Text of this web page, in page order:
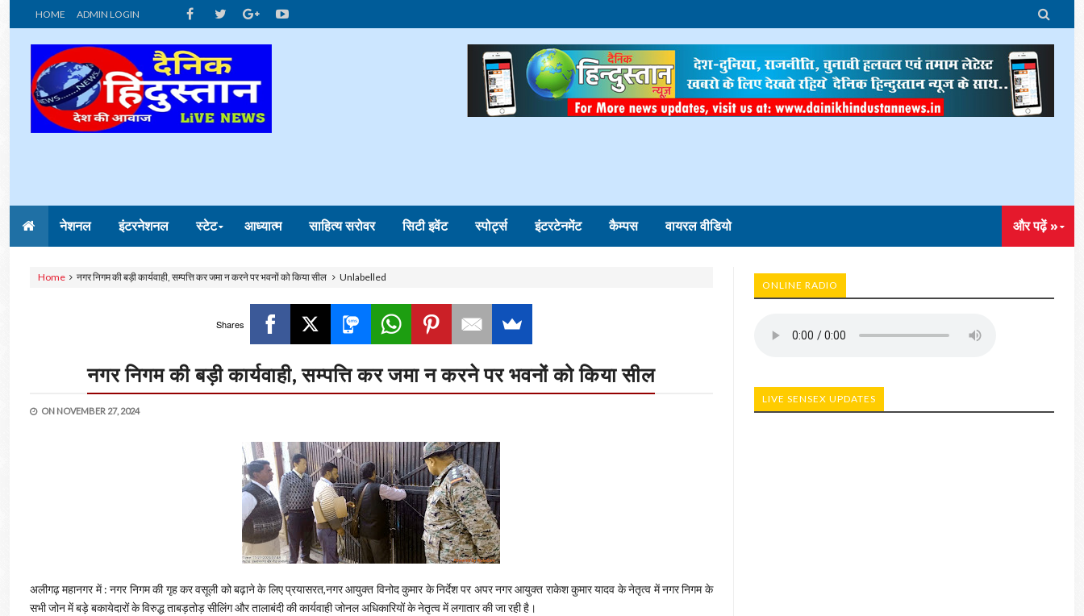
HOME ADMIN LOGIN 
नेशनल इंटरनेशनल स्टेट आध्यात्म साहित्य सरोवर सिटी इवेंट स्पोर्ट्स इंटरटेनमेंट कैम्पस वायरल वीडियो और पढ़ें »
Home Unlabelled
नगर निगम की बड़ी कार्यवाही, सम्पत्ति कर जमा न करने पर भवनों को किया सील
Shares
नगर निगम की बड़ी कार्यवाही, सम्पत्ति कर जमा न करने पर भवनों को किया सील
ON NOVEMBER 27, 2024
अलीगढ़ महानगर में : नगर निगम की गृह कर वसूली को बढ़ाने के लिए प्रयासरत,नगर आयुक्त विनोद कुमार के निर्देश पर अपर नगर आयुक्त राकेश कुमार यादव के नेतृत्व में नगर निगम के
सभी जोन में बड़े बकायेदारों के विरुद्ध ताबड़तोड़ सीलिंग और तालाबंदी की कार्यवाही जोनल अधिकारियों के नेतृत्व में लगातार की जा रही है।
ONLINE RADIO
LIVE SENSEX UPDATES